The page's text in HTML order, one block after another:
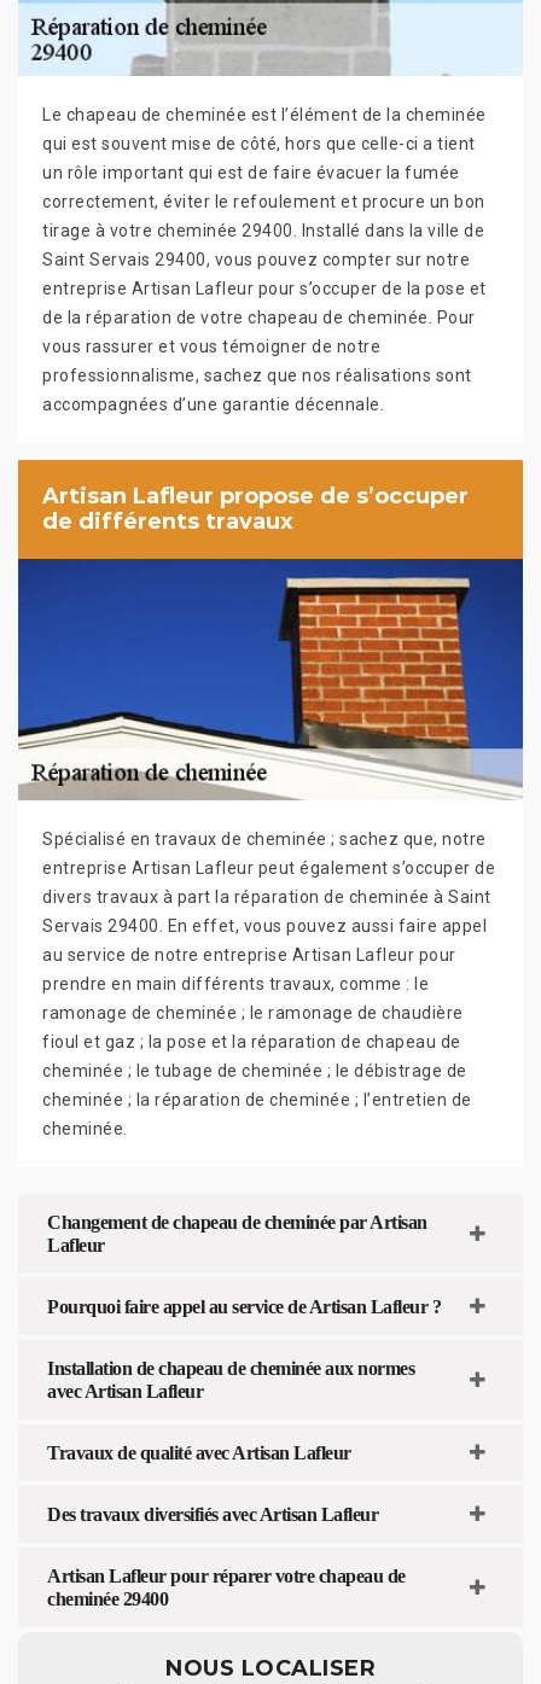
Le chapeau de cheminée est l’élément de la cheminée
qui est souvent mise de côté, hors que celle-ci a tient
un rôle important qui est de faire évacuer la fumée
correctement, éviter le refoulement et procure un bon
tirage à votre cheminée 29400. Installé dans la ville de
Saint Servais 29400, vous pouvez compter sur notre
entreprise Artisan Lafleur pour s’occuper de la pose et
de la réparation de votre chapeau de cheminée. Pour
vous rassurer et vous témoigner de notre
professionnalisme, sachez que nos réalisations sont
accompagnées d’une garantie décennale.
Artisan Lafleur propose de s’occuper
de différents travaux
Spécialisé en travaux de cheminée ; sachez que, notre
entreprise Artisan Lafleur peut également s’occuper de
divers travaux à part la réparation de cheminée à Saint
Servais 29400. En effet, vous pouvez aussi faire appel
au service de notre entreprise Artisan Lafleur pour
prendre en main différents travaux, comme : le
ramonage de cheminée ; le ramonage de chaudière
fioul et gaz ; la pose et la réparation de chapeau de
cheminée ; le tubage de cheminée ; le débistrage de
cheminée ; la réparation de cheminée ; l’entretien de
cheminée.
Changement de chapeau de cheminée par Artisan
Lafleur
Pourquoi faire appel au service de Artisan Lafleur ?
Installation de chapeau de cheminée aux normes
avec Artisan Lafleur
Travaux de qualité avec Artisan Lafleur
Des travaux diversifiés avec Artisan Lafleur
Artisan Lafleur pour réparer votre chapeau de
cheminée 29400
NOUS LOCALISER